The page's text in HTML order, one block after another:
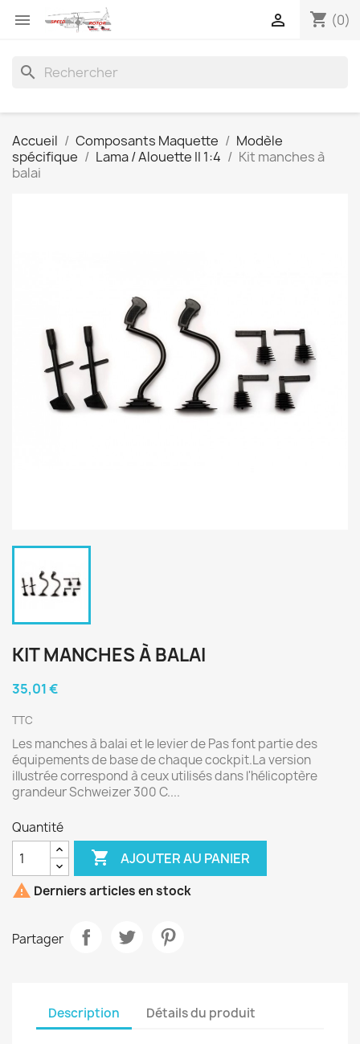
 shopping_cart (0)

search
Accueil Composants Maquette
Modèle
spécifique
Lama / Alouette II 1:4
Kit manches à
balai
KIT MANCHES À BALAI
35,01 €
TTC
Les manches à balai et le levier de Pas font partie des
équipements de base de chaque cockpit.La version
illustrée correspond à ceux utilisés dans l'hélicoptère
grandeur Schweizer 300 C....
Quantité
 AJOUTER AU PANIER
 Derniers articles en stock
Partager
Description Détails du produit